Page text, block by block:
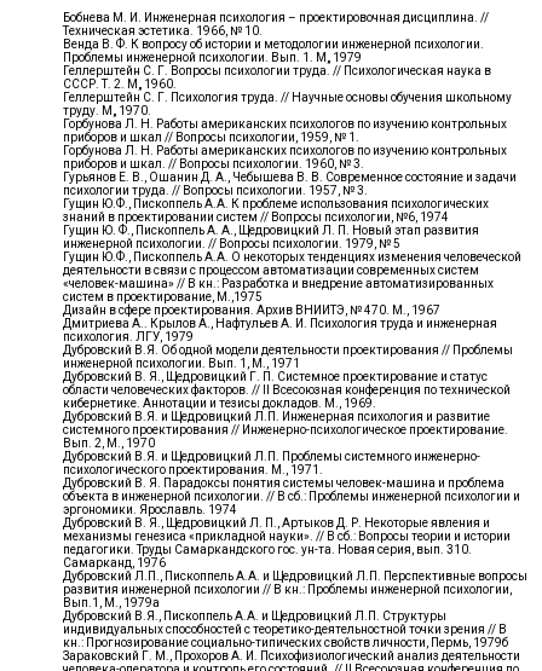
Бобнева М. И. Инженерная психология – проектировочная дисциплина. //
Техническая эстетика. 1966, № 10.
Венда В. Ф. К вопросу об истории и методологии инженерной психологии.
Проблемы инженерной психологии. Вып. 1. М„ 1979
Геллерштейн С. Г. Вопросы психологии труда. // Психологическая наука в
СССР. Т. 2. М„ 1960.
Геллерштейн С. Г. Психология труда. // Научные основы обучения школьному
труду. М„ 1970.
Горбунова Л. Н. Работы американских психологов по изучению контрольных
приборов и шкал // Вопросы психологии, 1959, № 1.
Горбунова Л. Н. Работы американских психологов по изучению контрольных
приборов и шкал. // Вопросы психологии. 1960, № 3.
Гурьянов Е. В., Ошанин Д. А., Чебышева В. В. Современное состояние и задачи
психологии труда. // Вопросы психологии. 1957, № 3.
Гущин Ю.Ф., Пископпель А.А. К проблеме использования психологических
знаний в проектировании систем // Вопросы психологии, №6, 1974
Гущин Ю. Ф., Пископпель А. А., Щедровицкий Л. П. Новый этап развития
инженерной психологии. // Вопросы психологии. 1979, № 5
Гущин Ю.Ф., Пископпель А.А. О некоторых тенденциях изменения человеческой
деятельности в связи с процессом автоматизации современных систем
«человек-машина» // В кн.: Разработка и внедрение автоматизированных
систем в проектирование, М.,1975
Дизайн в сфере проектирования. Архив ВНИИТЭ, № 470. М., 1967
Дмитриева А.. Крылов А., Нафтульев А. И. Психология труда и инженерная
психология. ЛГУ, 1979
Дубровский В.Я. Об одной модели деятельности проектирования // Проблемы
инженерной психологии. Вып. 1, М., 1971
Дубровский В. Я., Щедровицкий Г. П. Системное проектирование и статус
области человеческих факторов. // II Всесоюзная конференция по технической
кибернетике. Аннотации и тезисы докладов. М., 1969.
Дубровский В.Я. и Щедровицкий Л.П. Инженерная психология и развитие
системного проектирования // Инженерно-психологическое проектирование.
Вып. 2, М., 1970
Дубровский В.Я. и Щедровицкий Л.П. Проблемы системного инженерно-
психологического проектирования. М., 1971.
Дубровский В. Я. Парадоксы понятия системы человек-машина и проблема
объекта в инженерной психологии. // В сб.: Проблемы инженерной психологии и
эргономики. Ярославль. 1974
Дубровский В. Я., Щедровицкий Л. П., Артыков Д. Р. Некоторые явления и
механизмы генезиса «прикладной науки». // В сб.: Вопросы теории и истории
педагогики. Труды Самаркандского гос. ун-та. Новая серия, вып. 310.
Самарканд, 1976
Дубровский Л.П., Пископпель А.А. и Щедровицкий Л.П. Перспективные вопросы
развития инженерной психологии // В кн.: Проблемы инженерной психологии,
Вып.1, М., 1979а
Дубровский В.Я., Пископпель А.А. и Щедровицкий Л.П. Структуры
индивидуальных способностей с теоретико-деятельностной точки зрения // В
кн.: Прогнозирование социально-типических свойств личности, Пермь, 1979б
Зараковский Г. М., Прохоров А. И. Психофизиологический анализ деятельности